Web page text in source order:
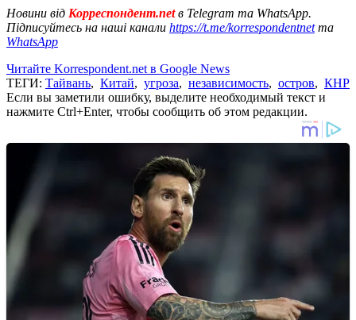
Новини від Корреспондент.netв Telegram та WhatsApp.
Підписуйтесь на наші канали https://t.me/korrespondentnetта
WhatsApp
Читайте Korrespondent.net в Google News
ТЕГИ: Тайвань, Китай, угроза, независимость, остров, КНР
Если вы заметили ошибку, выделите необходимый текст и
нажмите Ctrl+Enter, чтобы сообщить об этом редакции.